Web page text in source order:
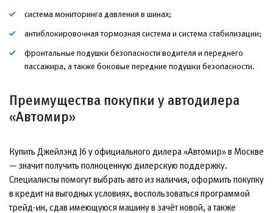
система мониторинга давления в шинах;
антиблокировочная тормозная система и система стабилизации;
фронтальные подушки безопасности водителя и переднего
пассажира, а также боковые передние подушки безопасности.
Преимущества покупки у автодилера
«Автомир»
Купить Джейлэнд J6 у официального дилера «Автомир» в Москве
— значит получить полноценную дилерскую поддержку.
Специалисты помогут выбрать авто из наличия, оформить покупку
в кредит на выгодных условиях, воспользоваться программой
трейд-ин, сдав имеющуюся машину в зачёт новой, а также